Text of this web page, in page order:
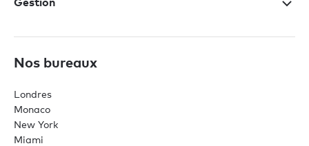
Nos bureaux
Londres
Monaco
New York
Miami